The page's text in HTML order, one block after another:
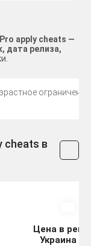
apply cheats —
дата релиза,
ограничение
cheats в
Цена в
Украина